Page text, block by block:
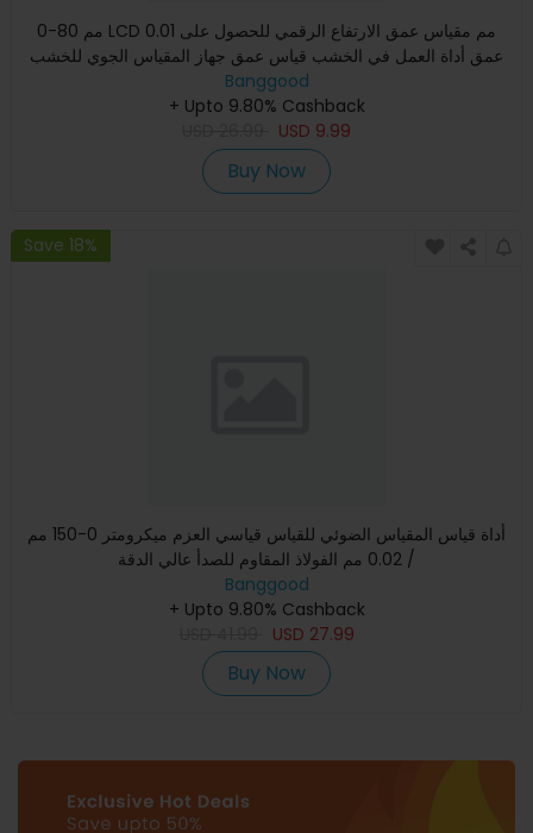
0-80 مم LCD 0.01 مم مقياس عمق الارتفاع الرقمي للحصول على
عمق أداة العمل في الخشب قياس عمق جهاز المقياس الجوي للخشب
المسط
Banggood
+ Upto 9.80% Cashback
USD 9.99
Buy Now
Save 18%
أداة قياس المقياس الضوئي للقياس قياسي العزم ميكرومتر 0-150 مم
/ 0.02 مم الفولاذ المقاوم للصدأ عالي الدقة
Banggood
+ Upto 9.80% Cashback
USD 27.99
Buy Now